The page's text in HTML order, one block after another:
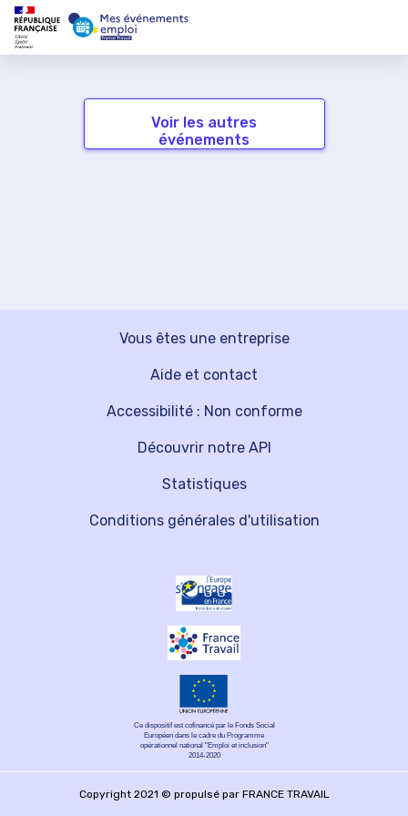
Voir les autres
événements
Vous êtes une entreprise
Découvrir notre API
Aide et contact
Statistiques
Accessibilité : Non conforme
Conditions générales d'utilisation
Ce dispositif est cofinancé par le Fonds Social
Européen dans le cadre du Programme
opérationnel national "Emploi et inclusion"
2014-2020
Copyright 2021 © propulsé par FRANCE TRAVAIL